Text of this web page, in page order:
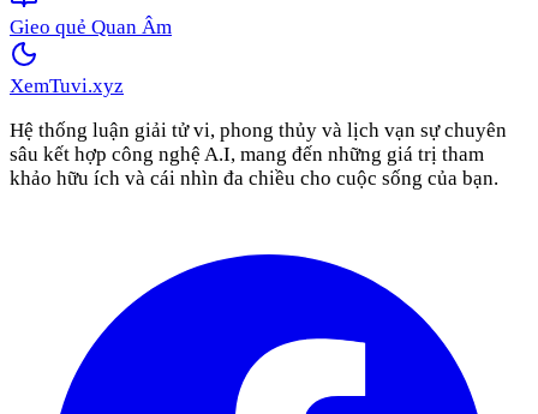
Gieo quẻ Quan Âm
XemTuvi.xyz
Hệ thống luận giải tử vi, phong thủy và lịch vạn sự chuyên
sâu kết hợp công nghệ A.I, mang đến những giá trị tham
khảo hữu ích và cái nhìn đa chiều cho cuộc sống của bạn.